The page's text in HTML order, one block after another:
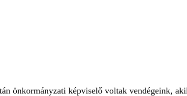
önkormányzati képviselő voltak vendégeink,